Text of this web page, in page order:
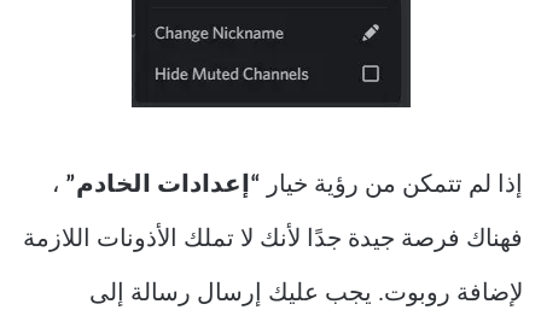
إذا لم تتمكن من رؤية خيار “إعدادات الخادم” ،
فهناك فرصة جيدة جدًا لأنك لا تملك الأذونات اللازمة
لإضافة روبوت. يجب عليك إرسال رسالة إلى